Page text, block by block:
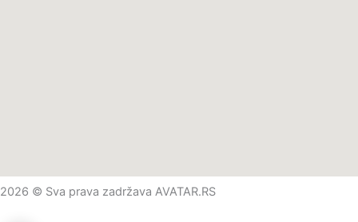
2026 © Sva prava zadržava AVATAR.RS